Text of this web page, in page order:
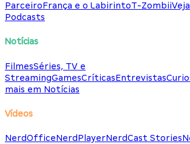
ParceiroFrança e o LabirintoT-Zombii
Podcasts
Notícias
FilmesSéries, TV e
StreamingGamesCríticasEntrevistas
mais em Notícias
Vídeos
NerdOfficeNerdPlayerNerdCast Stories